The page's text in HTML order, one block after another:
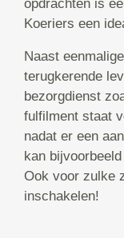
opdrachten is
Koeriers een
Naast
terugkerende
bezorgdienst
fulfilment staat
nadat er een
kan
Ook voor zulke
inschakelen!